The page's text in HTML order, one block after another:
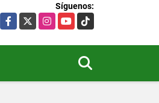
Síguenos:
Facebook
X InstagramYouTubeTikTok